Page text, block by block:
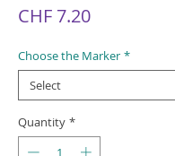
CHF 7.20Price
Choose the Marker *
Quantity *